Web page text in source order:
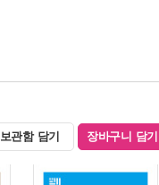
보관함 담기 장바구니 담기